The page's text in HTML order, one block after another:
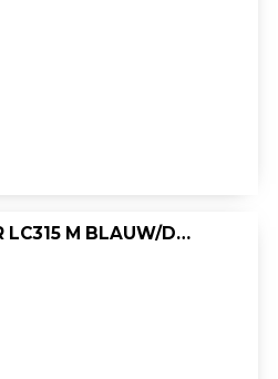
OHP/CD/DVDMARKER LC315 M BLAUW/DOOS 10